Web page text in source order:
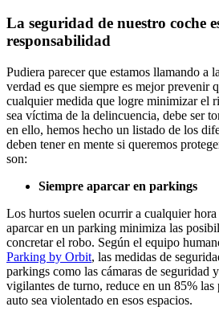
La seguridad de nuestro coche
responsabilidad
Pudiera parecer que estamos llamando a
verdad es que siempre es mejor prevenir
cualquier medida que logre minimizar el
sea víctima de la delincuencia, debe ser
en ello, hemos hecho un listado de los
deben tener en mente si queremos
son:
Siempre aparcar en parkings
Los hurtos suelen ocurrir a cualquier
aparcar en un parking minimiza las
concretar el robo. Según el equipo
Parking by Orbit, las medidas de
parkings como las cámaras de seguridad
vigilantes de turno, reduce en un 85% las
auto sea violentado en esos espacios.